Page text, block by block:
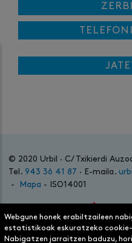
© 2020 Urbil · C/ Txikierdi
Tel. 943 36 41 87 · E-maila.
-
Mapa - ISO14001
Webgune honek erabiltzaileen
estatistikoak eskuratzeko
Nabigatzen jarraitzen baduzu,